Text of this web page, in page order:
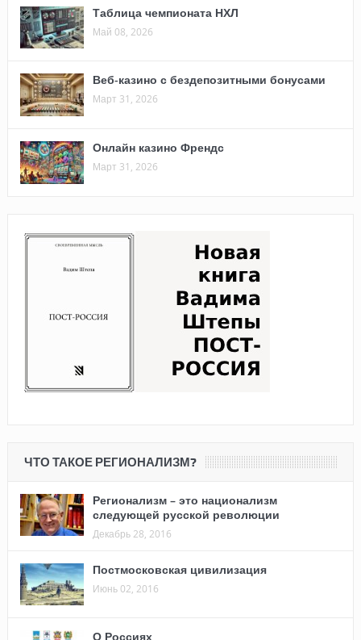
Таблица чемпионата НХЛ
Май 08, 2026
Веб-казино с бездепозитными бонусами
Март 31, 2026
Онлайн казино Френдс
Март 31, 2026
ЧТО ТАКОЕ РЕГИОНАЛИЗМ?
Регионализм – это национализм
следующей русской революции
Декабрь 28, 2016
Постмосковская цивилизация
Июнь 02, 2016
О Россиях